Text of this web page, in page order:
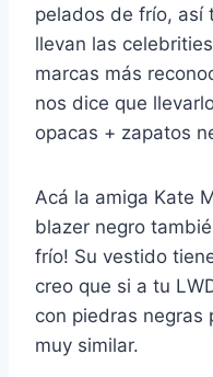
pelados de frío, así
llevan las
marcas más
nos dice que
opacas + zapatos
Acá la amiga Kate
blazer negro
frío! Su vestido
creo que si a tu
con piedras negras
muy similar.